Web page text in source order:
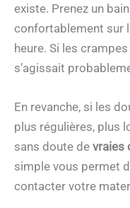
existe. Prenez un
confortablement sur
heure. Si les
s’agissait
En revanche, si les
plus régulières, plus
sans doute de vraies
simple vous permet
contacter votre